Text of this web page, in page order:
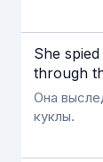
She
through
Она
куклы.